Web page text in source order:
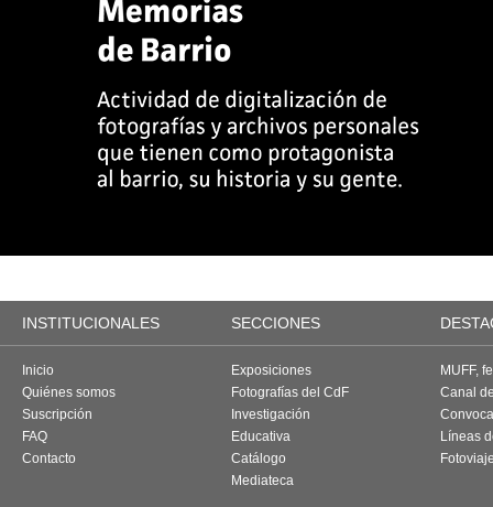
INSTITUCIONALES SECCIONES
Inicio
Quiénes somos
Suscripción
FAQ
Contacto
Exposiciones
Fotografías del CdF
Investigación
Educativa
Catálogo
Mediateca
MUFF,
Canal
Líneas